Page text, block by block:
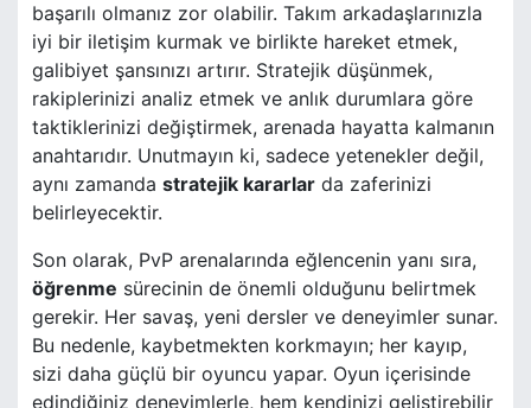
başarılı olmanız zor olabilir. Takım arkadaşlarınızla
iyi bir iletişim kurmak ve birlikte hareket etmek,
galibiyet şansınızı artırır. Stratejik düşünmek,
rakiplerinizi analiz etmek ve anlık durumlara göre
taktiklerinizi değiştirmek, arenada hayatta kalmanın
anahtarıdır. Unutmayın ki, sadece yetenekler değil,
aynı zamanda stratejik kararlar da zaferinizi
belirleyecektir.
Son olarak, PvP arenalarında eğlencenin yanı sıra,
öğrenme sürecinin de önemli olduğunu belirtmek
gerekir. Her savaş, yeni dersler ve deneyimler sunar.
Bu nedenle, kaybetmekten korkmayın; her kayıp,
sizi daha güçlü bir oyuncu yapar. Oyun içerisinde
edindiğiniz deneyimlerle, hem kendinizi geliştirebilir